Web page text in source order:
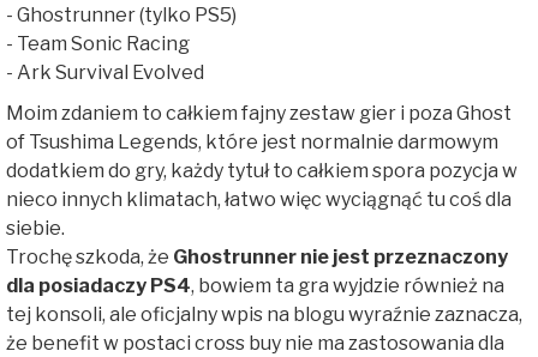
- Ghostrunner (tylko PS5)
- Team Sonic Racing
- Ark Survival Evolved
Moim zdaniem to całkiem fajny zestaw gier i poza Ghost
of Tsushima Legends, które jest normalnie darmowym
dodatkiem do gry, każdy tytuł to całkiem spora pozycja w
nieco innych klimatach, łatwo więc wyciągnąć tu coś dla
siebie.
Trochę szkoda, że Ghostrunner nie jest przeznaczony
dla posiadaczy PS4, bowiem ta gra wyjdzie również na
tej konsoli, ale oficjalny wpis na blogu wyraźnie zaznacza,
że benefit w postaci cross buy nie ma zastosowania dla